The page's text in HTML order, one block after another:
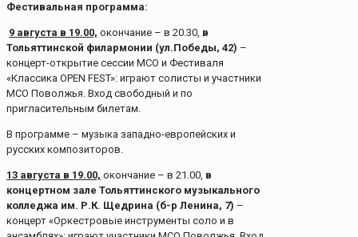
Фестивальная программа:
9 августа в 19.00, окончание – в 20.30, в
Тольяттинской филармонии (ул.Победы, 42) –
концерт-открытие сессии МСО и Фестиваля
«Классика OPEN FEST»: играют солисты и участники
МСО Поволжья. Вход свободный и по
пригласительным билетам.
В программе – музыка западно-европейских и
русских композиторов.
13 августа в 19.00, окончание – в 21.00, в
концертном зале Тольяттинского музыкального
колледжа им. Р.К. Щедрина (б-р Ленина, 7) –
концерт «Оркестровые инструменты соло и в